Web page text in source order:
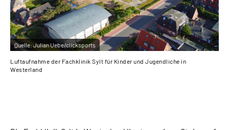
Quelle: Julian Uebe/clicksports
Luftaufnahme der Fachklinik Sylt für Kinder und Jugendliche in
Westerland